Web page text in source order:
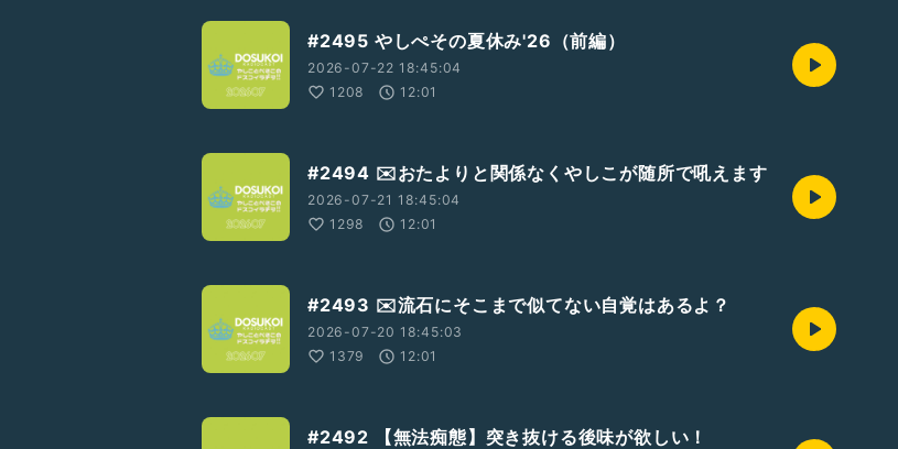
#2495 やしぺその夏休み'26（前編）
2026-07-22 18:45:04
1208
12:01
#2494 ✉️おたよりと関係なくやしこが随所で吼えます
2026-07-21 18:45:04
1298
12:01
#2493 ✉️流石にそこまで似てない自覚はあるよ？
2026-07-20 18:45:03
1379
12:01
#2492 【無法痴態】突き抜ける後味が欲しい！